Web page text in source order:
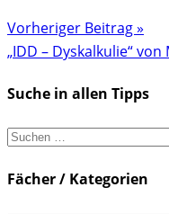
Vorheriger Beitrag »
„IDD – Dyskalkulie“
Suche in allen Tipps
Suchen
Fächer / Kategorien